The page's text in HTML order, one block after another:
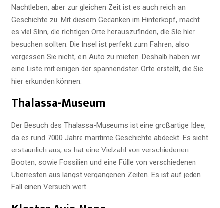
Nachtleben, aber zur gleichen Zeit ist es auch reich an
Geschichte zu. Mit diesem Gedanken im Hinterkopf, macht
es viel Sinn, die richtigen Orte herauszufinden, die Sie hier
besuchen sollten. Die Insel ist perfekt zum Fahren, also
vergessen Sie nicht, ein Auto zu mieten. Deshalb haben wir
eine Liste mit einigen der spannendsten Orte erstellt, die Sie
hier erkunden können.
Thalassa-Museum
Der Besuch des Thalassa-Museums ist eine großartige Idee,
da es rund 7000 Jahre maritime Geschichte abdeckt. Es sieht
erstaunlich aus, es hat eine Vielzahl von verschiedenen
Booten, sowie Fossilien und eine Fülle von verschiedenen
Überresten aus längst vergangenen Zeiten. Es ist auf jeden
Fall einen Versuch wert.